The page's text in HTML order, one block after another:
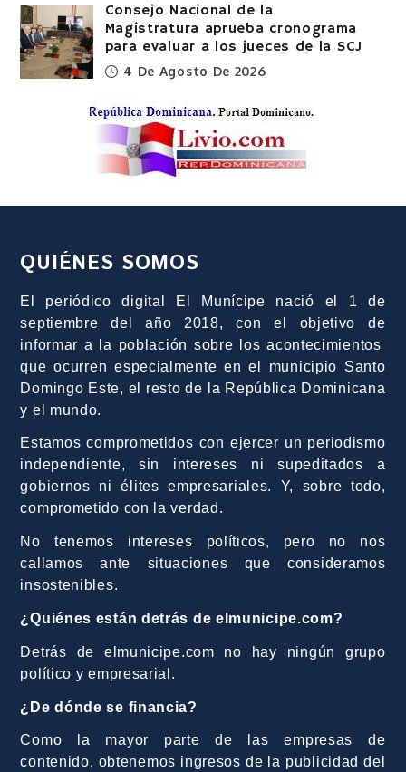
Consejo Nacional de la
Magistratura aprueba cronograma
para evaluar a los jueces de la SCJ
4 De Agosto De 2026
QUIÉNES SOMOS
El periódico digital El Munícipe nació el 1 de
septiembre del año 2018, con el objetivo de
informar a la población sobre los acontecimientos
que ocurren especialmente en el municipio Santo
Domingo Este, el resto de la República Dominicana
y el mundo.
Estamos comprometidos con ejercer un periodismo
independiente, sin intereses ni supeditados a
gobiernos ni élites empresariales. Y, sobre todo,
comprometido con la verdad.
No tenemos intereses políticos, pero no nos
callamos ante situaciones que consideramos
insostenibles.
¿Quiénes están detrás de elmunicipe.com?
Detrás de elmunicipe.com no hay ningún grupo
político y empresarial.
¿De dónde se financia?
Como la mayor parte de las empresas de
contenido, obtenemos ingresos de la publicidad del